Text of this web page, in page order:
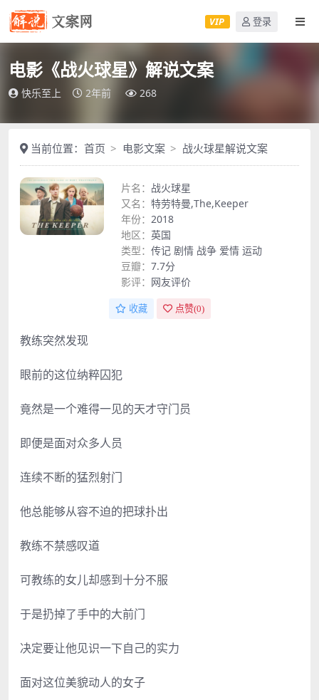
VIP 登录
电影《战火球星》解说文案
快乐至上 2年前 268
当前位置： 首页 电影文案 战火球星解说文案
片名： 战火球星
又名： 特劳特曼,The,Keeper
年份： 2018
地区： 英国
类型： 传记 剧情 战争 爱情 运动
豆瓣： 7.7分
影评： 网友评价
收藏 点赞(0)
教练突然发现
眼前的这位纳粹囚犯
竟然是一个难得一见的天才守门员
即便是面对众多人员
连续不断的猛烈射门
他总能够从容不迫的把球扑出
教练不禁感叹道
可教练的女儿却感到十分不服
于是扔掉了手中的大前门
决定要让他见识一下自己的实力
面对这位美貌动人的女子